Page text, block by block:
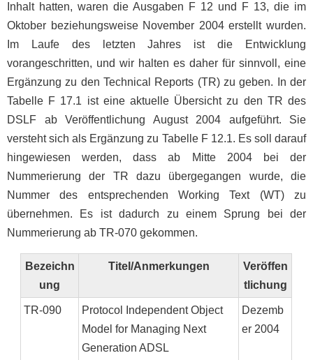
Inhalt hatten, waren die Ausgaben F 12 und F 13, die im
Oktober beziehungsweise November 2004 erstellt wurden.
Im Laufe des letzten Jahres ist die Entwicklung
vorangeschritten, und wir halten es daher für sinnvoll, eine
Ergänzung zu den Technical Reports (TR) zu geben. In der
Tabelle F 17.1 ist eine aktuelle Übersicht zu den TR des
DSLF ab Veröffentlichung August 2004 aufgeführt. Sie
versteht sich als Ergänzung zu Tabelle F 12.1. Es soll darauf
hingewiesen werden, dass ab Mitte 2004 bei der
Nummerierung der TR dazu übergegangen wurde, die
Nummer des entsprechenden Working Text (WT) zu
übernehmen. Es ist dadurch zu einem Sprung bei der
Nummerierung ab TR-070 gekommen.
Bezeichn
ung
Titel/Anmerkungen
Veröffen
tlichung
TR-090
Protocol Independent Object
Model for Managing Next
Generation ADSL
Dezemb
er 2004